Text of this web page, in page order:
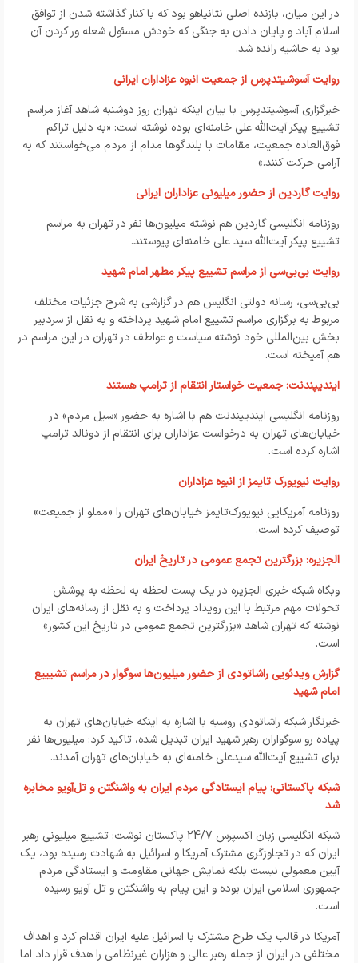
در این میان، بازنده اصلی نتانیاهو بود که با کنار گذاشته شدن از توافق
اسلام آباد و پایان دادن به جنگی که خودش مسئول شعله ور کردن آن
بود به حاشیه رانده شد.
روایت آسوشیتدپرس از جمعیت انبوه عزاداران ایرانی
خبرگزاری آسوشیتدپرس با بیان اینکه تهران روز دوشنبه شاهد آغاز مراسم
تشییع پیکر آیت‌الله علی خامنه‌ای بوده نوشته است: «به دلیل تراکم
فوق‌العاده جمعیت، مقامات با بلندگوها مدام از مردم می‌خواستند که به
آرامی حرکت کنند.»
روایت گاردین از حضور میلیونی عزاداران ایرانی
روزنامه انگلیسی گاردین هم نوشته میلیون‌ها نفر در تهران به مراسم
تشییع پیکر آیت‌الله سید علی خامنه‌ای پیوستند.
روایت بی‌بی‌سی از مراسم تشییع پیکر مطهر امام شهید
بی‌بی‌سی، رسانه دولتی انگلیس هم در گزارشی به شرح جزئیات مختلف
مربوط به برگزاری مراسم تشییع امام شهید پرداخته و به نقل از سردبیر
بخش بین‌المللی خود نوشته سیاست و عواطف در تهران در این مراسم در
هم آمیخته است.
ایندیپندنت: جمعیت خواستار انتقام از ترامپ هستند
روزنامه انگلیسی ایندیپندنت هم با اشاره به حضور «سیل مردم» در
خیابان‌های تهران به درخواست عزاداران برای انتقام از دونالد ترامپ
اشاره کرده است.
روایت نیویورک تایمز از انبوه عزاداران
روزنامه آمریکایی نیویورک‌تایمز خیابان‌های تهران را «مملو از جمیعت»
توصیف کرده است.
الجزیره: بزرگترین تجمع عمومی در تاریخ ایران
وبگاه شبکه خبری الجزیره در یک پست لحظه به لحظه به پوشش
تحولات مهم مرتبط با این رویداد پرداخت و به نقل از رسانه‌های ایران
نوشته که تهران شاهد «بزرگترین تجمع عمومی در تاریخ این کشور»
است.
گزارش ویدئویی راشاتودی از حضور میلیون‌ها سوگوار در مراسم تشیییع
امام شهید
خبرنگار شبکه راشاتودی روسیه با اشاره به اینکه خیابان‌های تهران به
پیاده رو سوگواران رهبر شهید ایران تبدیل شده، تاکید کرد: میلیون‌ها نفر
برای تشییع آیت‌الله سیدعلی خامنه‌ای به خیابان‌های تهران آمدند.
شبکه پاکستانی: پیام‌ ایستادگی مردم ایران به واشنگتن و تل‌آویو مخابره
شد
شبکه انگلیسی زبان اکسپرس 24/7 پاکستان نوشت: تشییع میلیونی رهبر
ایران که در تجاوزگری مشترک آمریکا و اسرائیل به شهادت رسیده بود، یک
آیین معمولی نیست بلکه نمایش جهانی مقاومت و ایستادگی مردم
جمهوری اسلامی ایران بوده و این پیام به واشنگتن و تل آویو رسیده
است.
آمریکا در قالب یک طرح مشترک با اسرائیل علیه ایران اقدام کرد و اهداف
مختلفی در ایران از جمله رهبر عالی و هزاران غیرنظامی را هدف قرار داد اما